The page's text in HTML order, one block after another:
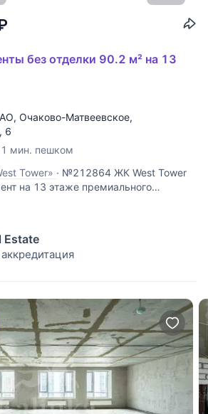
без отделки 90.2 м² на 13
, Очаково-Матвеевское,
, 6
мин. пешком
Tower» · №212864 ЖК West Tower
на 13 этаже премиального
Этот объект идеально подходит для
виды: высокий 13 этаж
Estate